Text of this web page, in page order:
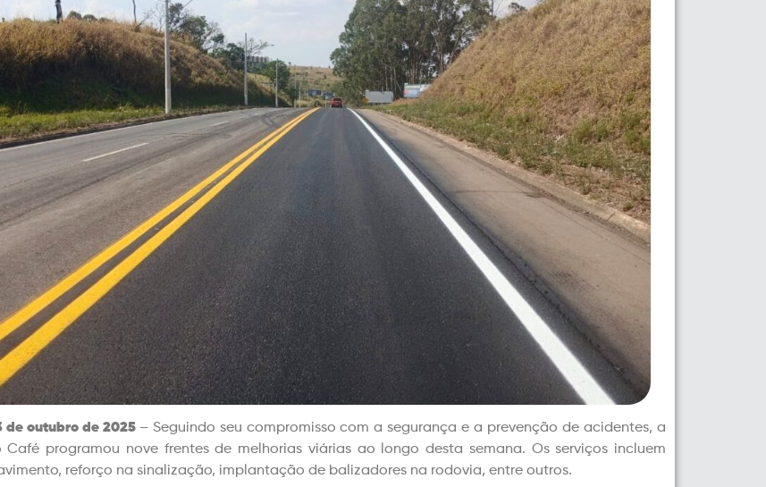
de outubro de 2025 – Seguindo seu compromisso com a segurança e a prevenção de acidentes, a
Café programou nove frentes de melhorias viárias ao longo desta semana. Os serviços incluem
reforço na sinalização, implantação de balizadores na rodovia, entre outros.